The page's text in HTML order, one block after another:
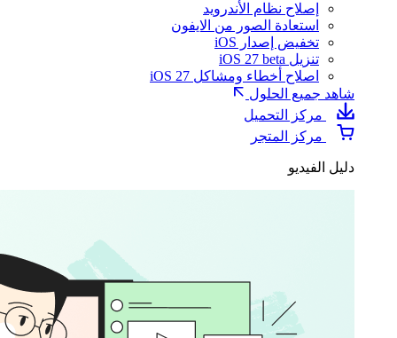
إصلاح نظام الأندرويد
استعادة الصور من الايفون
تخفيض إصدار iOS
تنزيل iOS 27 beta
اصلاح أخطاء ومشاكل iOS 27
شاهد جميع الحلول
مركز التحميل
مركز المتجر
دليل الفيديو